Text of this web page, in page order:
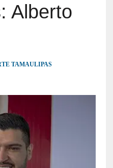
Alberto
TAMAULIPAS